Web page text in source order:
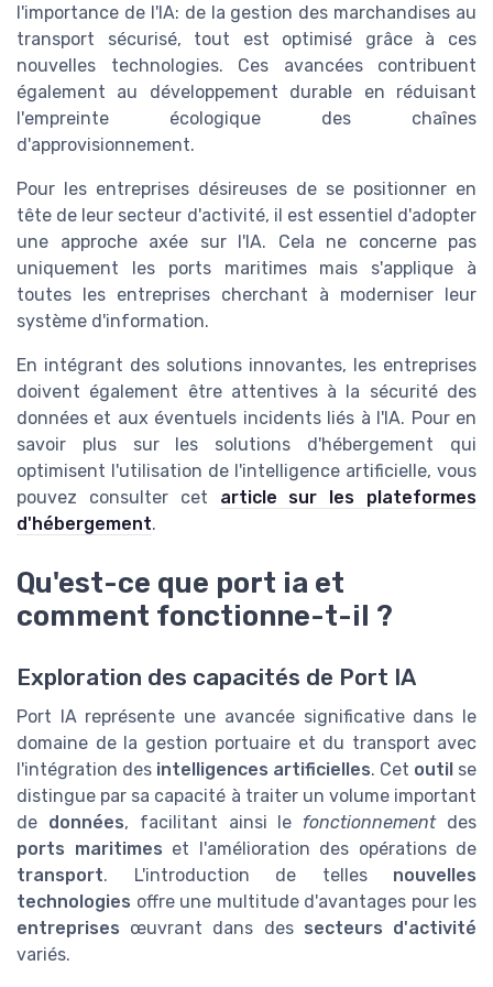
l'importance de l'IA: de la gestion des marchandises au
transport sécurisé, tout est optimisé grâce à ces
nouvelles technologies. Ces avancées contribuent
également au développement durable en réduisant
l'empreinte écologique des chaînes
d'approvisionnement.
Pour les entreprises désireuses de se positionner en
tête de leur secteur d'activité, il est essentiel d'adopter
une approche axée sur l'IA. Cela ne concerne pas
uniquement les ports maritimes mais s'applique à
toutes les entreprises cherchant à moderniser leur
système d'information.
En intégrant des solutions innovantes, les entreprises
doivent également être attentives à la sécurité des
données et aux éventuels incidents liés à l'IA. Pour en
savoir plus sur les solutions d'hébergement qui
optimisent l'utilisation de l'intelligence artificielle, vous
pouvez consulter cet article sur les plateformes
d'hébergement.
Qu'est-ce que port ia et
comment fonctionne-t-il ?
Exploration des capacités de Port IA
Port IA représente une avancée significative dans le
domaine de la gestion portuaire et du transport avec
l'intégration des intelligences artificielles. Cet outil se
distingue par sa capacité à traiter un volume important
de données, facilitant ainsi le fonctionnementdes
ports maritimes et l'amélioration des opérations de
transport. L'introduction de telles nouvelles
technologies offre une multitude d'avantages pour les
entreprises œuvrant dans des secteurs d'activité
variés.